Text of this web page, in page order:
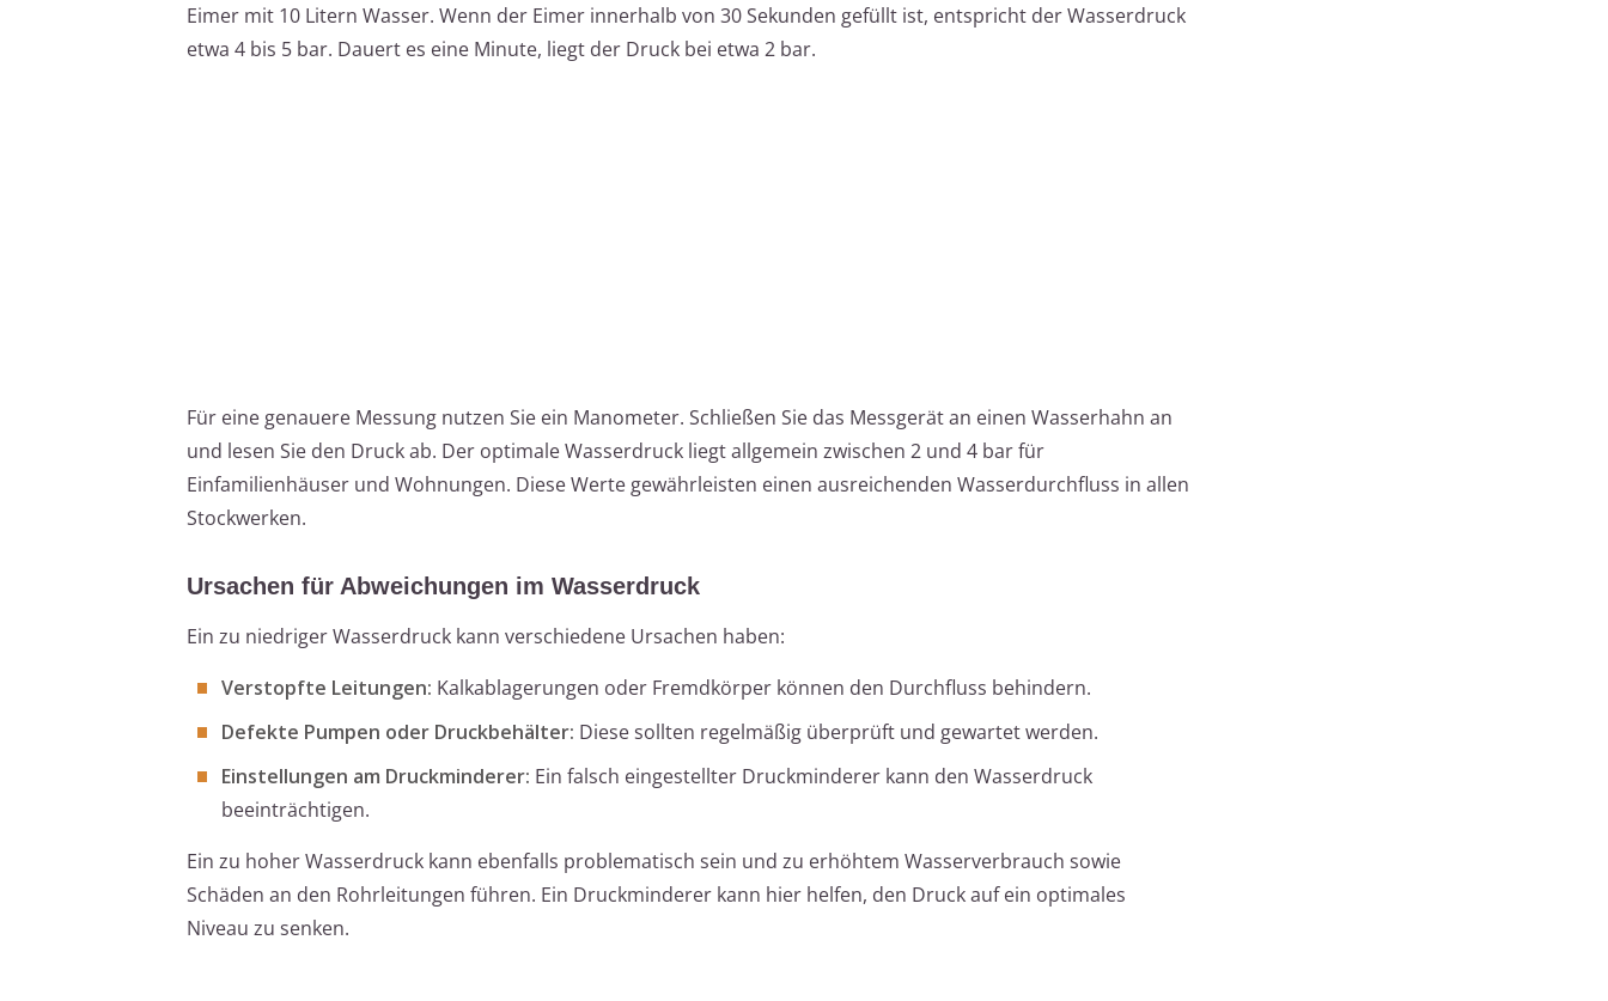
Eimer mit 10 Litern Wasser. Wenn der Eimer innerhalb von 30 Sekunden gefüllt ist, entspricht der Wasserdruck
etwa 4 bis 5 bar. Dauert es eine Minute, liegt der Druck bei etwa 2 bar.
Für eine genauere Messung nutzen Sie ein Manometer. Schließen Sie das Messgerät an einen Wasserhahn an
und lesen Sie den Druck ab. Der optimale Wasserdruck liegt allgemein zwischen 2 und 4 bar für
Einfamilienhäuser und Wohnungen. Diese Werte gewährleisten einen ausreichenden Wasserdurchfluss in allen
Stockwerken.
Ursachen für Abweichungen im Wasserdruck
Ein zu niedriger Wasserdruck kann verschiedene Ursachen haben:
Verstopfte Leitungen: Kalkablagerungen oder Fremdkörper können den Durchfluss behindern.
Defekte Pumpen oder Druckbehälter: Diese sollten regelmäßig überprüft und gewartet werden.
Einstellungen am Druckminderer: Ein falsch eingestellter Druckminderer kann den Wasserdruck
beeinträchtigen.
Ein zu hoher Wasserdruck kann ebenfalls problematisch sein und zu erhöhtem Wasserverbrauch sowie
Schäden an den Rohrleitungen führen. Ein Druckminderer kann hier helfen, den Druck auf ein optimales
Niveau zu senken.